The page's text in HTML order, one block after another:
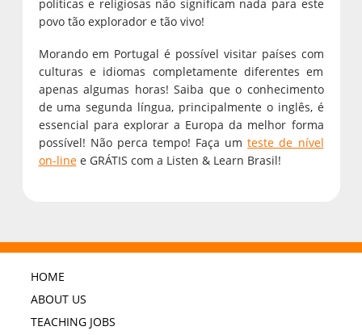
políticas e religiosas não significam nada para este
povo tão explorador e tão vivo!
Morando em Portugal é possível visitar países com
culturas e idiomas completamente diferentes em
apenas algumas horas! Saiba que o conhecimento
de uma segunda língua, principalmente o inglês, é
essencial para explorar a Europa da melhor forma
possível! Não perca tempo! Faça umteste de nível
on-linee GRÁTIS com a Listen & Learn Brasil!
HOME
ABOUT US
TEACHING JOBS